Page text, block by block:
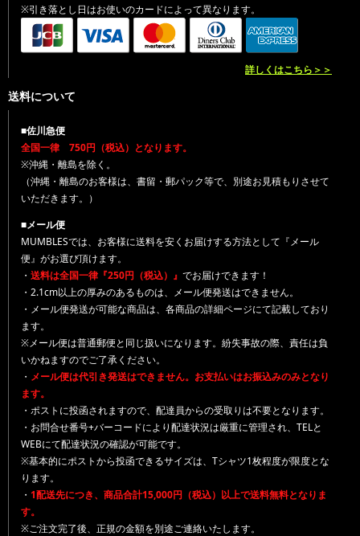
※引き落とし日はお使いのカードによって異なります。
詳しくはこちら＞＞
送料について
■佐川急便
全国一律 750円（税込）となります。
※沖縄・離島を除く。
（沖縄・離島のお客様は、書留・郵パック等で、別途お見積もりさせて
いただきます。）
■メール便
MUMBLESでは、お客様に送料を安くお届けする方法として『メール
便』がお選び頂けます。
・ 送料は全国一律『250円（税込）』 でお届けできます！
・2.1cm以上の厚みのあるものは、メール便発送はできません。
・メール便発送が可能な商品は、各商品の詳細ページにて記載しており
ます。
※メール便は普通郵便と同じ扱いになります。紛失事故の際、責任は負
いかねますのでご了承ください。
・ メール便は代引き発送はできません。お支払いはお振込みのみとなり
ます。
・ポストに投函されますので、配達員からの受取りは不要となります。
・お問合せ番号+バーコードにより配達状況は厳重に管理され、TELと
WEBにて配達状況の確認が可能です。
※基本的にポストから投函できるサイズは、Tシャツ1枚程度が限度とな
ります。
・ 1配送先につき、商品合計15,000円（税込）以上で送料無料となりま
す。
※ご注文完了後、正規の金額を別途ご連絡いたします。